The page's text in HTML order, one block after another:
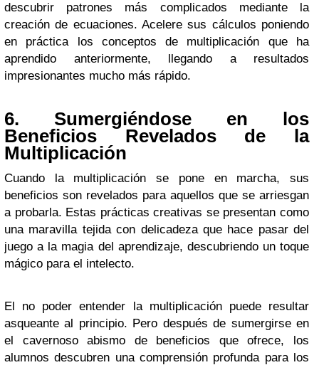
descubrir patrones más complicados mediante la
creación de ecuaciones. Acelere sus cálculos poniendo
en práctica los conceptos de multiplicación que ha
aprendido anteriormente, llegando a resultados
impresionantes mucho más rápido.
6. Sumergiéndose en los
Beneficios Revelados de la
Multiplicación
Cuando la multiplicación se pone en marcha, sus
beneficios son revelados para aquellos que se arriesgan
a probarla. Estas prácticas creativas se presentan como
una maravilla tejida con delicadeza que hace pasar del
juego a la magia del aprendizaje, descubriendo un toque
mágico para el intelecto.
El no poder entender la multiplicación puede resultar
asqueante al principio. Pero después de sumergirse en
el cavernoso abismo de beneficios que ofrece, los
alumnos descubren una comprensión profunda para los